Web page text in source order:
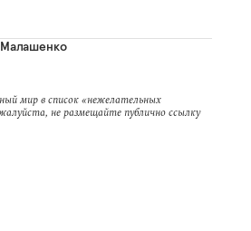
мир в список «нежелательных
не размещайте публично ссылку